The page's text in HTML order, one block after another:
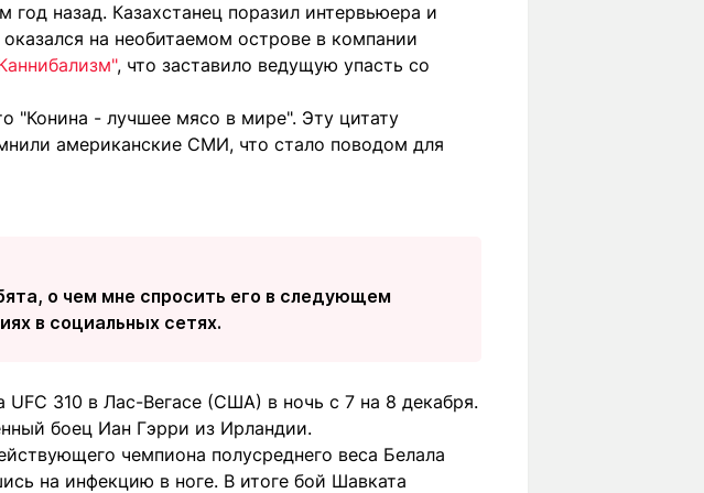
Мы в социальных сетях
назад. Казахстанец поразил интервьюера и
на необитаемом острове в компании
, что заставило ведущую упасть со
"Конина - лучшее мясо в мире". Эту цитату
американские СМИ, что стало поводом для
о чем мне спросить его в следующем
в социальных сетях.
310 в Лас-Вегасе (США) в ночь с 7 на 8 декабря.
боец Иан Гэрри из Ирландии.
чемпиона полусреднего веса Белала
на инфекцию в ноге. В итоге бой Шавката